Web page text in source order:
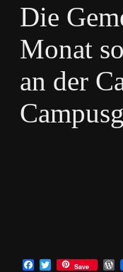
Die
Monat
an der
Facebook
TwitterSave